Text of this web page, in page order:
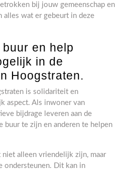
bij jouw gemeenschap en
alles wat er gebeurt in deze
en help
in de
Hoogstraten.
is solidariteit en
aspect. Als inwoner van
bijdrage leveren aan de
buur te zijn en anderen te helpen
niet alleen vriendelijk zijn, maar
ondersteunen. Dit kan in